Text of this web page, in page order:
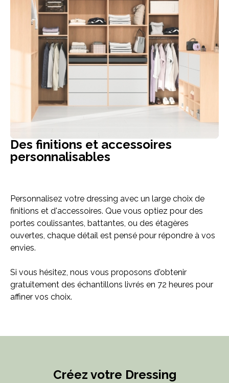
Des finitions et accessoires
personnalisables
Personnalisez votre dressing avec un large choix de
finitions et d'accessoires. Que vous optiez pour des
portes coulissantes, battantes, ou des étagères
ouvertes, chaque détail est pensé pour répondre à vos
envies.
Si vous hésitez, nous vous proposons d'obtenir
gratuitement des échantillons livrés en 72 heures pour
affiner vos choix.
Créez votre Dressing